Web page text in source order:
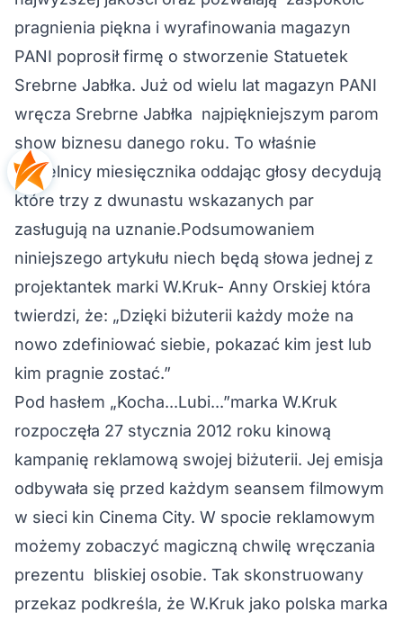
pragnienia piękna i wyrafinowania magazyn
PANI poprosił firmę o stworzenie Statuetek
Srebrne Jabłka. Już od wielu lat magazyn PANI
wręcza Srebrne Jabłka najpiękniejszym parom
show biznesu danego roku. To właśnie
czytelnicy miesięcznika oddając głosy decydują
które trzy z dwunastu wskazanych par
zasługują na uznanie.Podsumowaniem
niniejszego artykułu niech będą słowa jednej z
projektantek marki W.Kruk- Anny Orskiej która
twierdzi, że: „Dzięki biżuterii każdy może na
nowo zdefiniować siebie, pokazać kim jest lub
kim pragnie zostać.”
Pod hasłem „Kocha...Lubi...”marka W.Kruk
rozpoczęła 27 stycznia 2012 roku kinową
kampanię reklamową swojej biżuterii. Jej emisja
odbywała się przed każdym seansem filmowym
w sieci kin Cinema City. W spocie reklamowym
możemy zobaczyć magiczną chwilę wręczania
prezentu bliskiej osobie. Tak skonstruowany
przekaz podkreśla, że W.Kruk jako polska marka